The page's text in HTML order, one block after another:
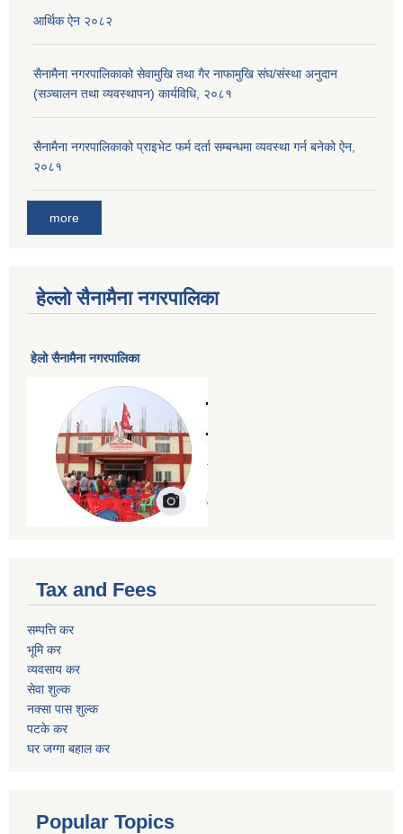
आर्थिक ऐन २०८२
सैनामैना नगरपालिकाको सेवामुखि तथा गैर नाफामुखि संघ/संस्था अनुदान
(सञ्चालन तथा व्यवस्थापन) कार्यविधि, २०८१
सैनामैना नगरपालिकाको प्राइभेट फर्म दर्ता सम्बन्धमा व्यवस्था गर्न बनेको ऐन,
२०८१
more
हेल्लो सैनामैना नगरपालिका
हेलाे सैनामैना नगरपालिका
Tax and Fees
सम्पत्ति कर
भूमि कर
व्यवसाय कर
सेवा शुल्क
नक्सा पास शुल्क
पटके कर
घर जग्गा बहाल कर
Popular Topics